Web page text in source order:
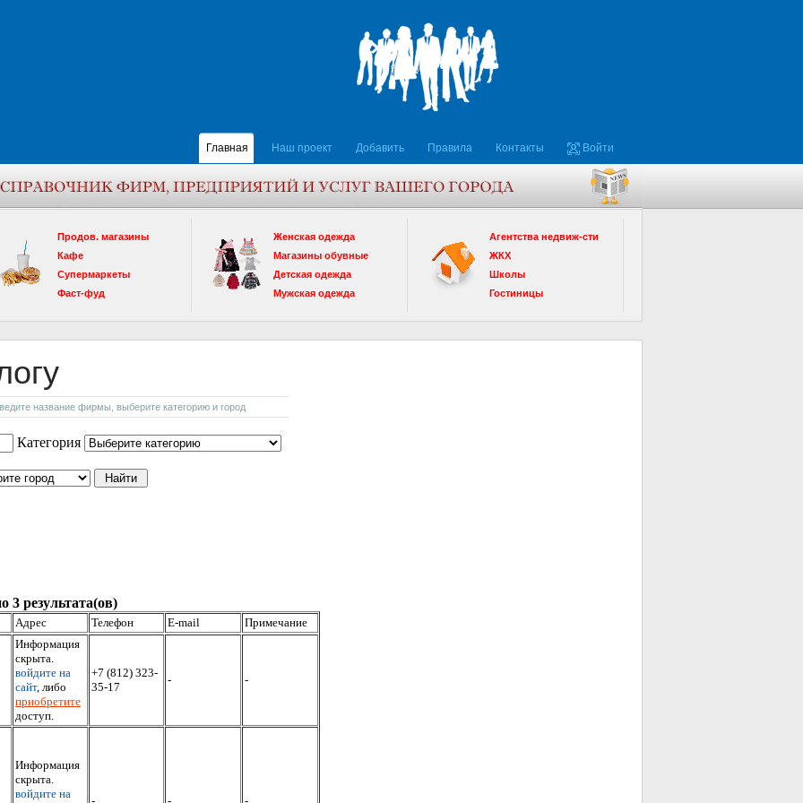
Главная Наш проект Добавить Правила Контакты Войти
Продов. магазины
Кафе
Супермаркеты
Фаст-фуд
Женская одежда
Магазины обувные
Детская одежда
Мужская одежда
Агентства недвиж-сти
ЖКХ
Школы
Гостиницы
название фирмы, выберите категорию и город
Категория
3 результата(ов)
Адрес Телефон E-mail Примечание
Информация
скрыта.
войдите на
сайт, либо
приобретите
доступ.
+7 (812) 323-
35-17
- -
Информация
скрыта.
войдите на